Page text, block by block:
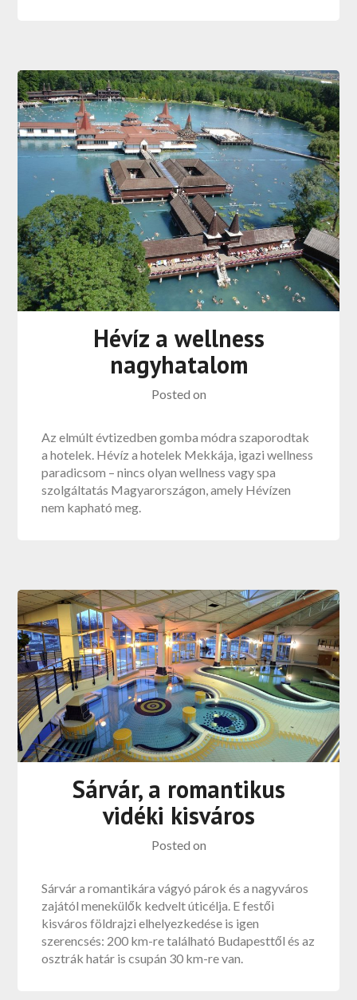
Hévíz a wellness
nagyhatalom
Posted on
Az elmúlt évtizedben gomba módra szaporodtak
a hotelek. Hévíz a hotelek Mekkája, igazi wellness
paradicsom – nincs olyan wellness vagy spa
szolgáltatás Magyarországon, amely Hévízen
nem kapható meg.
Sárvár, a romantikus
vidéki kisváros
Posted on
Sárvár a romantikára vágyó párok és a nagyváros
zajától menekülők kedvelt úticélja. E festői
kisváros földrajzi elhelyezkedése is igen
szerencsés: 200 km-re található Budapesttől és az
osztrák határ is csupán 30 km-re van.